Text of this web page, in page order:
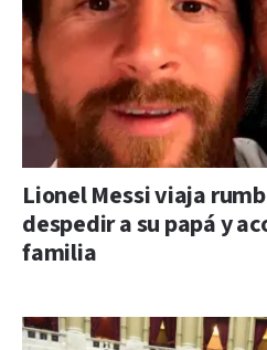
Lionel Messi viaja
despedir a su papá y
familia